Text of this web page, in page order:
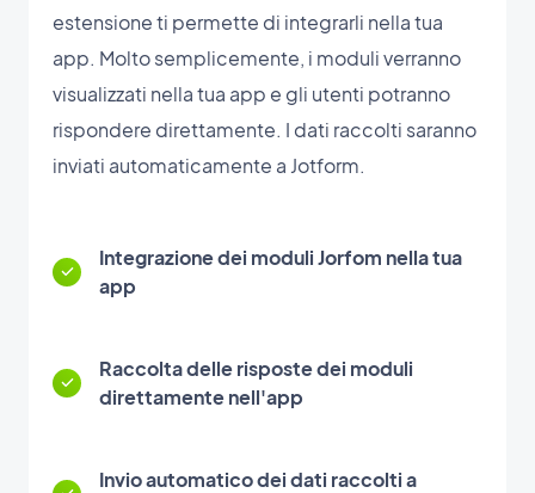
estensione ti permette di integrarli nella tua
app. Molto semplicemente, i moduli verranno
visualizzati nella tua app e gli utenti potranno
rispondere direttamente. I dati raccolti saranno
inviati automaticamente a Jotform.
Integrazione dei moduli Jorfom nella tua
app
Raccolta delle risposte dei moduli
direttamente nell'app
Invio automatico dei dati raccolti a